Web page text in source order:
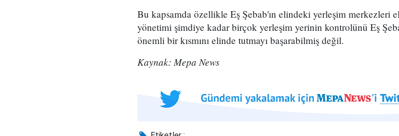
Bu kapsamda özellikle Eş Şebab'ın elindeki yerleşim merkezleri
yönetimi şimdiye kadar birçok yerleşim yerinin kontrolünü Eş
önemli bir kısmını elinde tutmayı başarabilmiş değil.
Kaynak: Mepa News